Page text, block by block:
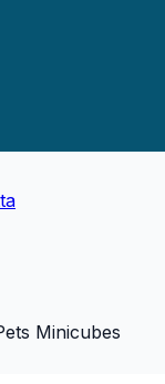
Minicubes